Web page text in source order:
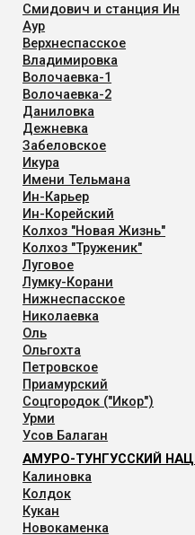
Смидович и станция Ин
Аур
Верхнеспасское
Владимировка
Волочаевка-1
Волочаевка-2
Даниловка
Дежневка
Забеловское
Икура
Имени Тельмана
Ин-Карьер
Ин-Корейский
Колхоз "Новая Жизнь"
Колхоз "Труженик"
Луговое
Лумку-Корани
Нижнеспасское
Николаевка
Оль
Ольгохта
Петровское
Приамурский
Соцгородок ("Икор")
Урми
Усов Балаган
АМУРО-ТУНГУССКИЙ
Калиновка
Колдок
Кукан
Новокаменка